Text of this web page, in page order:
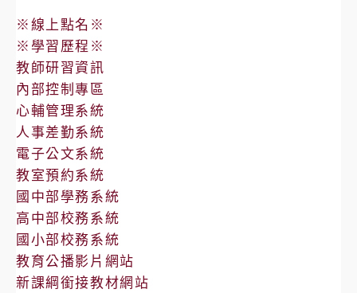
※線上點名※
※學習歷程※
教師研習資訊
內部控制專區
心輔管理系統
人事差勤系統
電子公文系統
教室預約系統
國中部學務系統
高中部校務系統
國小部校務系統
教育公播影片網站
新課綱銜接教材網站